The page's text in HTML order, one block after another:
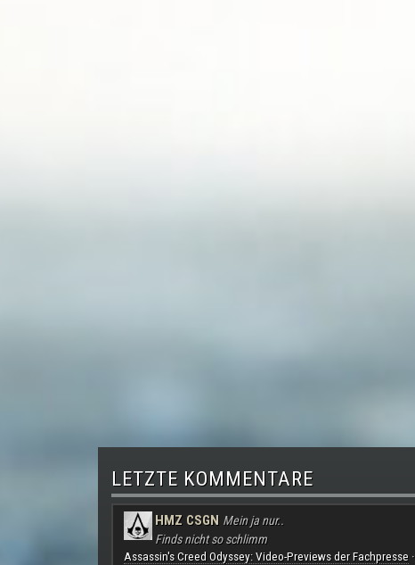
LETZTE KOMMENTARE
HMZ CSGN Mein ja nur..
Finds nicht so schlimm
Assassin's Creed Odyssey: Video-Previews der Fachpresse·